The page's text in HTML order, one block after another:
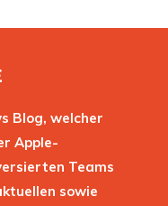
Blog, welcher
Apple-
Teams
sowie